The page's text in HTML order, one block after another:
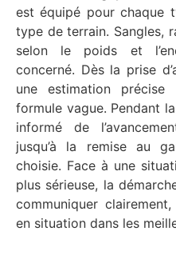
est équipé pour chaque
type de terrain. Sangles,
selon le poids et
concerné. Dès la prise
une estimation précise
formule vague. Pendant
informé de
jusqu’à la remise au
choisie. Face à une
plus sérieuse, la
communiquer
en situation dans les